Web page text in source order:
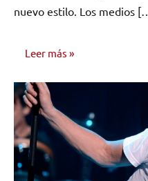
nuevo estilo. Los medios
Leer más
INVESTIGACIÓN
MUSICAL